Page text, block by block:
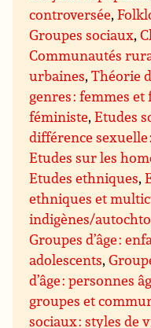
controversée,
Groupes sociaux,
Communautés
urbaines,Théorie
genres : femmes et
féministe,Etudes
différence sexuelle
Etudes sur les
Etudes ethniques,
ethniques et
indigènes/
Groupes d’âge :
adolescents,
d’âge : personnes
groupes et
sociaux : styles de